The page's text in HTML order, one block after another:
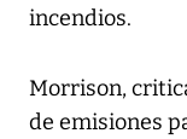
incendios.
Morrison,
de emisiones